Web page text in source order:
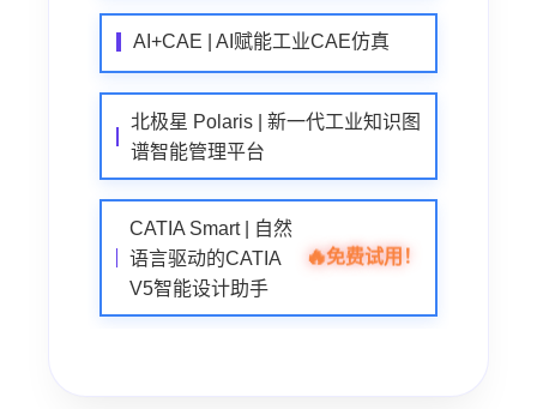
AI+CAE | AI赋能工业CAE仿真
北极星 Polaris | 新一代工业知识图
谱智能管理平台
CATIA Smart | 自然
语言驱动的CATIA
V5智能设计助手
🔥免费试用！